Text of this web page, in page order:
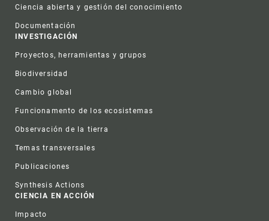
Ciencia abierta y gestión del conocimiento
Documentación
INVESTIGACIÓN
Proyectos, herramientas y grupos
Biodiversidad
Cambio global
Funcionamento de los ecosistemas
Observación de la tierra
Temas transversales
Publicaciones
Synthesis Actions
CIENCIA EN ACCIÓN
Impacto